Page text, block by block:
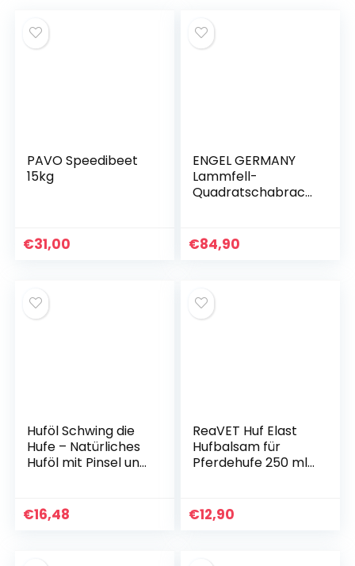
PAVO Speedibeet
15kg
€31,00
ENGEL GERMANY
Lammfell-
Quadratschabrack
Marineblau
(Schabra 4)
€84,90
Huföl Schwing die
Hufe – Natürliches
Huföl mit Pinsel und
Stärkung,
Befeuchtung und
€16,48
ReaVET Huf Elast
Hufbalsam für
Pferdehufe 250 ml
Huföl,
Pferdehufsalbe mit
€12,90